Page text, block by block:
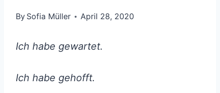
By Sofia Müller April 28, 2020
Ich habe gewartet.
Ich habe gehofft.